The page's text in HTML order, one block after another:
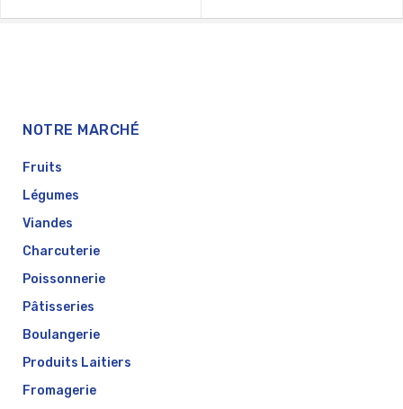
NOTRE MARCHÉ
Fruits
Légumes
Viandes
Charcuterie
Poissonnerie
Pâtisseries
Boulangerie
Produits Laitiers
Fromagerie